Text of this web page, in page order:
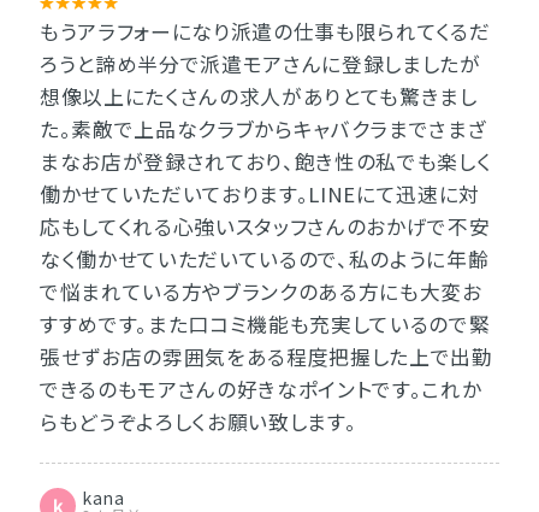
もうアラフォーになり派遣の仕事も限られてくるだ
ろうと諦め半分で派遣モアさんに登録しましたが
想像以上にたくさんの求人がありとても驚きまし
た。素敵で上品なクラブからキャバクラまでさまざ
まなお店が登録されており、飽き性の私でも楽しく
働かせていただいております。LINEにて迅速に対
応もしてくれる心強いスタッフさんのおかげで不安
なく働かせていただいているので、私のように年齢
で悩まれている方やブランクのある方にも大変お
すすめです。また口コミ機能も充実しているので緊
張せずお店の雰囲気をある程度把握した上で出勤
できるのもモアさんの好きなポイントです。これか
らもどうぞよろしくお願い致します。
k kana